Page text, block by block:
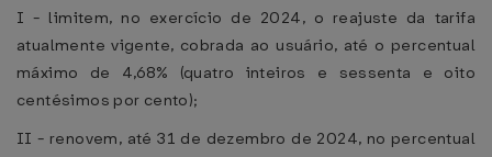
I - limitem, no exercício de 2024, o reajuste da tarifa
atualmente vigente, cobrada ao usuário, até o percentual
máximo de 4,68% (quatro inteiros e sessenta e oito
centésimos por cento);
II - renovem, até 31 de dezembro de 2024, no percentual